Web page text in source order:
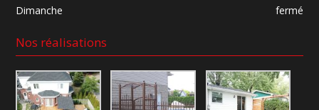
Dimanche
fermé
Nos réalisations